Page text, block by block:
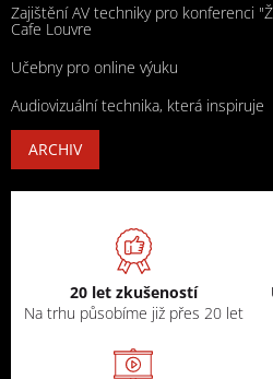
Zajištění AV techniky pro konferenci
Cafe Louvre
Učebny pro online výuku
Audiovizuální technika, která inspiruje
ARCHIV
20 let zkušeností
Na trhu působíme již přes 20 let